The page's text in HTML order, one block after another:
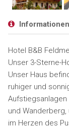
Informationen
Hotel B&B
Unser 3-Sterne-
Unser Haus
ruhiger und
und
im Herzen des